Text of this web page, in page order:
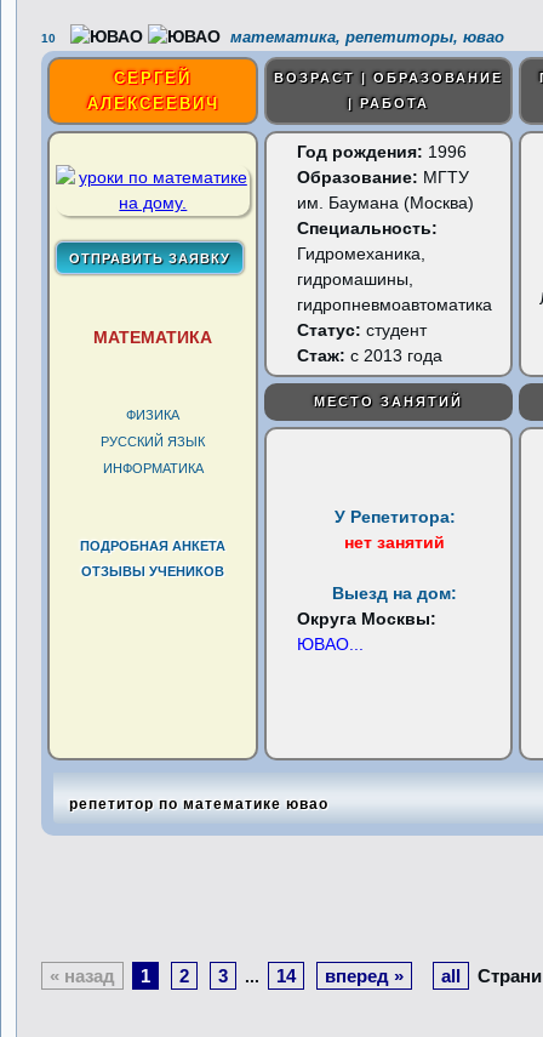
10 математика, репетиторы, ювао
СЕРГЕЙ
АЛЕКСЕЕВИЧ
ВОЗРАСТ | ОБРАЗОВАНИЕ
| РАБОТА
МАТЕМАТИКА
ФИЗИКА
РУССКИЙ ЯЗЫК
ИНФОРМАТИКА
ПОДРОБНАЯ АНКЕТА
ОТЗЫВЫ УЧЕНИКОВ
Год рождения: 1996
Образование: МГТУ
им. Баумана (Москва)
Специальность:
Гидромеханика,
гидромашины,
гидропневмоавтоматика
Статус:студент
Стаж: с 2013 года
МЕСТО ЗАНЯТИЙ
У Репетитора:
нет занятий
Выезд на дом:
Округа Москвы:
ЮВАО
репетитор по математике ювао
« назад 1 2 3 ... 14 вперед » all